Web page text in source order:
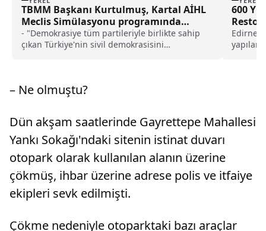
TBMM Başkanı Kurtulmuş, Kartal AİHL
Meclis Simülasyonu programında
konuştu: haberi
- "Demokrasiye tüm partileriyle birlikte sahip
çıkan Türkiye'nin sivil demokrasisini
hakkı yoktur. Onun için milli iradeye sahip
çıkmak, aynı şekilde Meclisin mehabetine sahip
kaimdir"- "Demokrasimizi gözümüzün nuru
gibi koruyacağız ve demokrasimizin
standartlarını geliştirerek önümüzdeki
dönemde daha güçlü bir Türkiye'yi hep beraber
inşa edeceğiz"- "Bizim devlet felsefemizde,
bizim medeniyet anlayışımızda kendine
Müslümanlık yoktur. Biz, Türk milleti olarak
sadece kendi dertlerimizle ilgilenen bir millet
de dünyanın her yerinde nerede sıkıntı varsa,
600
Edirne
– Ne olmuştu?
Dün akşam saatlerinde Gayrettepe Mahallesi
Yankı Sokağı'ndaki sitenin istinat duvarı
otopark olarak kullanılan alanın üzerine
çökmüş, ihbar üzerine adrese polis ve itfaiye
ekipleri sevk edilmişti.
Çökme nedeniyle otoparktaki bazı araçlar